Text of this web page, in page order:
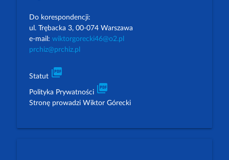
Do korespondencji:
ul. Trębacka 3, 00-074 Warszawa
e-mail: wiktorgorecki46@o2.pl
prchiz@prchiz.pl
Statut picture_as_pdf
Polityka Prywatności picture_as_pdf
Stronę prowadzi Wiktor Górecki